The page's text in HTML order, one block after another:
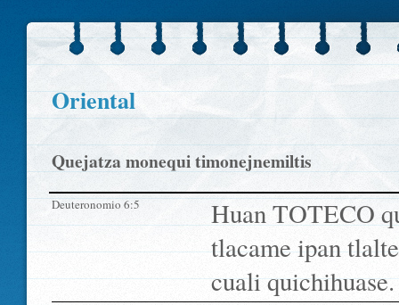
Oriental
Quejatza monequi timonejnemiltis
Deuteronomio 6:5
Huan TOTECO
tlacame ipan
cuali quichihuase.